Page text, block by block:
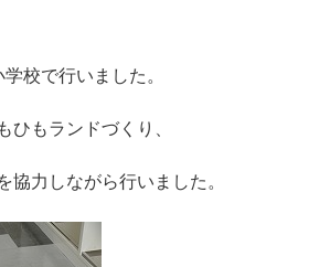
校で行いました。
ひもランドづくり、
協力しながら行いました。